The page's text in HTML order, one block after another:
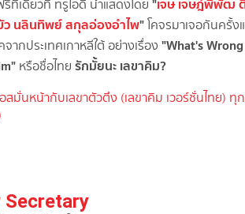
ที่เดียวที่ ทรูไอดี นำแสดงโดย "เจษ เจษฎ์พิพัฒ
นลินทิพย์ สกุลอ่องอำไพ"โคจรมาเจอกันครั้ง
ากประเทศเกาหลีใต้ อย่างเรื่อง "What's
หรือชื่อไทย รักมั้ยนะ เลขาคิม?
มั่นหน้ากับเลขาตัวตึง (เลขาคิม เวอร์ชั่นไทย) ทุ
Secretary